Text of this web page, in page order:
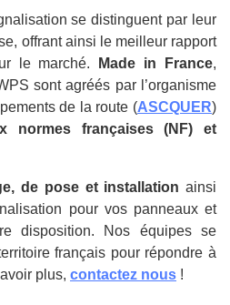
se distinguent par leur
offrant ainsi le meilleur rapport
le marché.
Made in France,
sont agréés par l’organisme
de la route (ASCQUER)
normes françaises (NF) et
de pose et installation ainsi
pour vos panneaux et
disposition. Nos équipes se
français pour répondre à
plus, contactez nous !